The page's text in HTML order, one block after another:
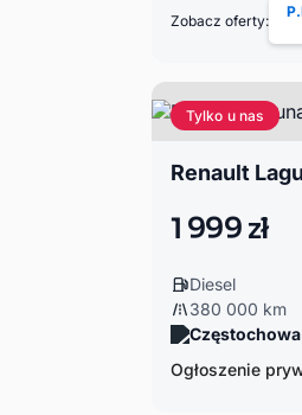
Zobacz oferty:
Tylko u nas
Renault
1 999 zł
Diesel
380 000 km
Ogłoszenie